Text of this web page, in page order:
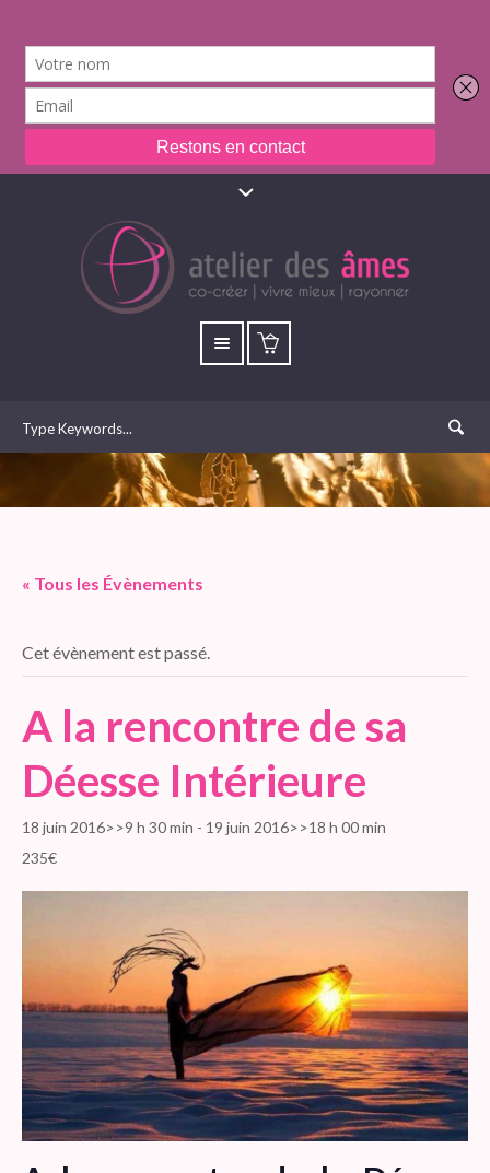
« Tous les Évènements
Cet évènement est passé.
A la rencontre de sa
Déesse Intérieure
18 juin 2016>>9 h 30 min - 19 juin 2016>>18 h 00 min
235€